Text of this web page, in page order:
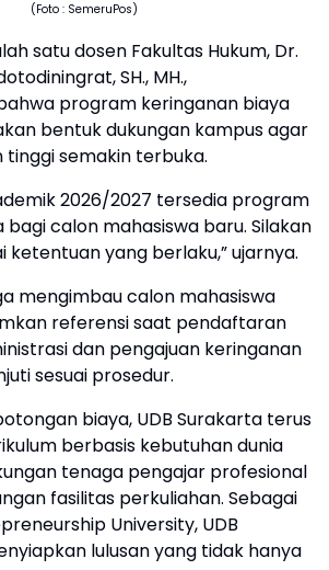
(Foto : SemeruPos)
satu dosen Fakultas Hukum, Dr.
SH., MH.,
program keringanan biaya
bentuk dukungan kampus agar
tinggi semakin terbuka.
2026/2027 tersedia program
calon mahasiswa baru. Silakan
ketentuan yang berlaku,” ujarnya.
mengimbau calon mahasiswa
referensi saat pendaftaran
dan pengajuan keringanan
sesuai prosedur.
biaya, UDB Surakarta terus
berbasis kebutuhan dunia
tenaga pengajar profesional
fasilitas perkuliahan. Sebagai
University, UDB
lulusan yang tidak hanya